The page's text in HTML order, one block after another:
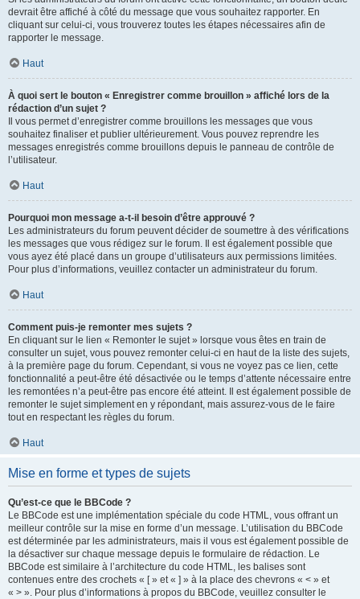
devrait être affiché à côté du message que vous souhaitez rapporter. En
cliquant sur celui-ci, vous trouverez toutes les étapes nécessaires afin de
rapporter le message.
Haut
À quoi sert le bouton « Enregistrer comme brouillon » affiché lors de la
rédaction d’un sujet ?
Il vous permet d’enregistrer comme brouillons les messages que vous
souhaitez finaliser et publier ultérieurement. Vous pouvez reprendre les
messages enregistrés comme brouillons depuis le panneau de contrôle de
l’utilisateur.
Haut
Pourquoi mon message a-t-il besoin d’être approuvé ?
Les administrateurs du forum peuvent décider de soumettre à des vérifications
les messages que vous rédigez sur le forum. Il est également possible que
vous ayez été placé dans un groupe d’utilisateurs aux permissions limitées.
Pour plus d’informations, veuillez contacter un administrateur du forum.
Haut
Comment puis-je remonter mes sujets ?
En cliquant sur le lien « Remonter le sujet » lorsque vous êtes en train de
consulter un sujet, vous pouvez remonter celui-ci en haut de la liste des sujets,
à la première page du forum. Cependant, si vous ne voyez pas ce lien, cette
fonctionnalité a peut-être été désactivée ou le temps d’attente nécessaire entre
les remontées n’a peut-être pas encore été atteint. Il est également possible de
remonter le sujet simplement en y répondant, mais assurez-vous de le faire
tout en respectant les règles du forum.
Haut
Mise en forme et types de sujets
Qu’est-ce que le BBCode ?
Le BBCode est une implémentation spéciale du code HTML, vous offrant un
meilleur contrôle sur la mise en forme d’un message. L’utilisation du BBCode
est déterminée par les administrateurs, mais il vous est également possible de
la désactiver sur chaque message depuis le formulaire de rédaction. Le
BBCode est similaire à l’architecture du code HTML, les balises sont
contenues entre des crochets « [ » et « ] » à la place des chevrons « < » et
« > ». Pour plus d’informations à propos du BBCode, veuillez consulter le